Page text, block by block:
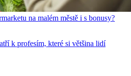
na malém městě i s bonusy?
k profesím, které si většina lidí